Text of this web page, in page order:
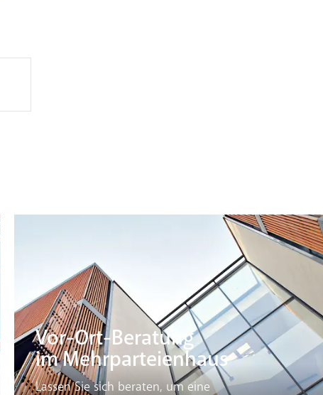
Vor-Ort-Beratung
im Mehrparteienhaus
Lassen Sie sich beraten, um eine